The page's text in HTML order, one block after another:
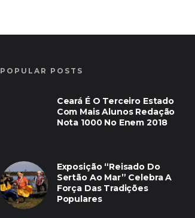
POPULAR POSTS
Ceará É O Terceiro Estado
Com Mais Alunos Redação
Nota 1000 No Enem 2018
Exposição “Reisado Do
Sertão Ao Mar” Celebra A
Força Das Tradições
Populares